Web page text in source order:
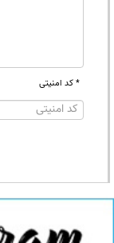
* کد امنیتی